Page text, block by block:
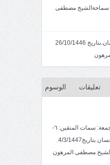
مغفره.بتاريخ12/10/1446 سماحةالشيخ مصطفى
خطبة الجمعة٢- أمران مهمان.بتاريخ 26/10/1446
تعليقات الوسوم
خطبة الجمعة: سمات المتقين: ٦-
عمل الإحسان بتاريخ4/3/1447.
مصطفى المرهون